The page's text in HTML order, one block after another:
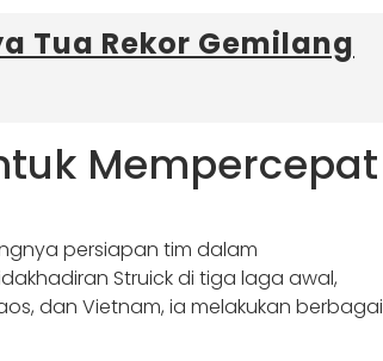
Tua Rekor Gemilang
Mempercepat
persiapan tim dalam
Struick di tiga laga awal,
dan Vietnam, ia melakukan berbagai